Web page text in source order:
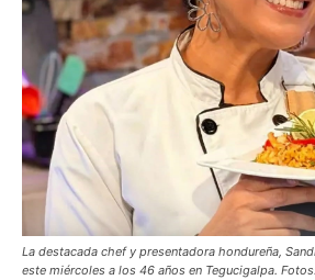
La destacada chef y presentadora hondureña,
este miércoles a los 46 años en Tegucigalpa.